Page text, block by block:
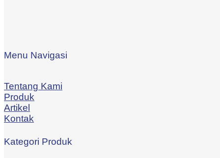
Menu Navigasi
Tentang Kami
Produk
Artikel
Kontak
Kategori Produk